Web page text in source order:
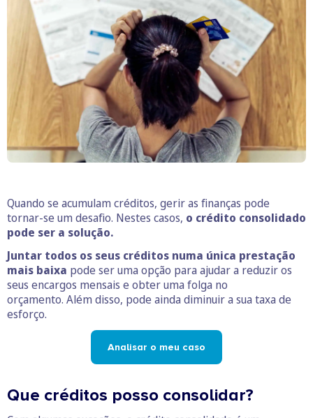
Quando se acumulam créditos, gerir as finanças pode
tornar-se um desafio. Nestes casos, o crédito consolidado
pode ser a solução.
Juntar todos os seus créditos numa única prestação
mais baixa pode ser uma opção para ajudar a reduzir os
seus encargos mensais e obter uma folga no
orçamento. Além disso, pode ainda diminuir a sua taxa de
esforço.
Analisar o meu caso
Que créditos posso consolidar?